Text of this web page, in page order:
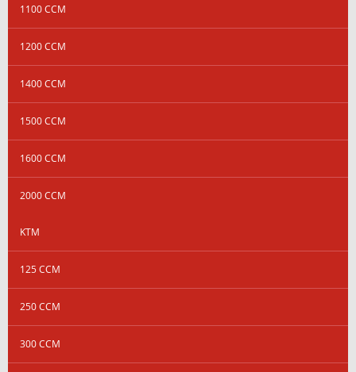
1100 CCM
1200 CCM
1400 CCM
1500 CCM
1600 CCM
2000 CCM
KTM
125 CCM
250 CCM
300 CCM